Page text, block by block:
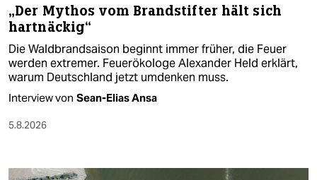
„Der Mythos vom Brandstifter hält sich
hartnäckig“
Die Waldbrandsaison beginnt immer früher, die Feuer
werden extremer. Feuerökologe Alexander Held erklärt,
warum Deutschland jetzt umdenken muss.
Interview von Sean-Elias Ansa
5.8.2026